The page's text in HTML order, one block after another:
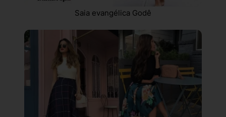
Saia evangélica Godê